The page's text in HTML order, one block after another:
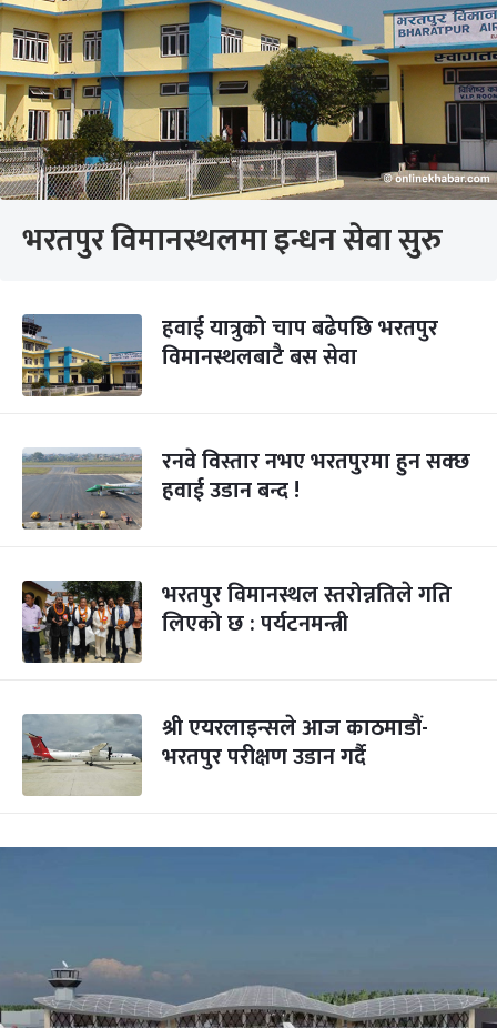
भरतपुर विमानस्थलमा इन्धन सेवा सुरु
हवाई यात्रुको चाप बढेपछि भरतपुर
विमानस्थलबाटै बस सेवा
रनवे विस्तार नभए भरतपुरमा हुन सक्छ
हवाई उडान बन्द !
भरतपुर विमानस्थल स्तरोन्नतिले गति
लिएको छ : पर्यटनमन्त्री
श्री एयरलाइन्सले आज काठमाडौं-
भरतपुर परीक्षण उडान गर्दै